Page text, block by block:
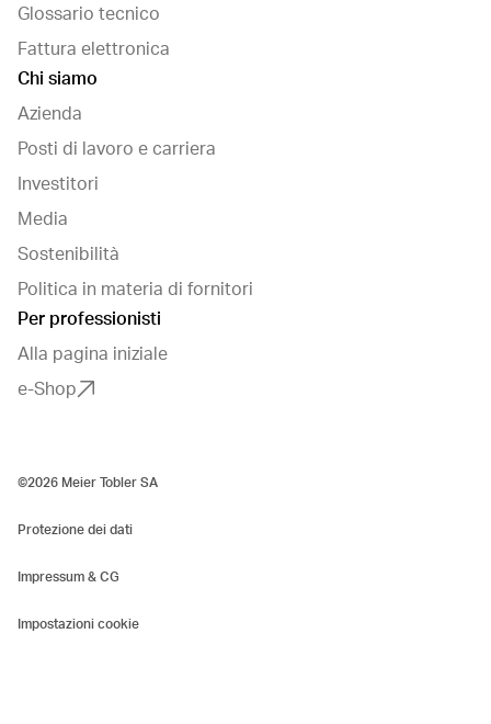
Glossario tecnico
Fattura elettronica
Chi siamo
Azienda
Posti di lavoro e carriera
Investitori
Media
Sostenibilità
Politica in materia di fornitori
Per professionisti
Alla pagina iniziale
e-Shop
©2026 Meier Tobler SA
Protezione dei dati
Impressum & CG
Impostazioni cookie